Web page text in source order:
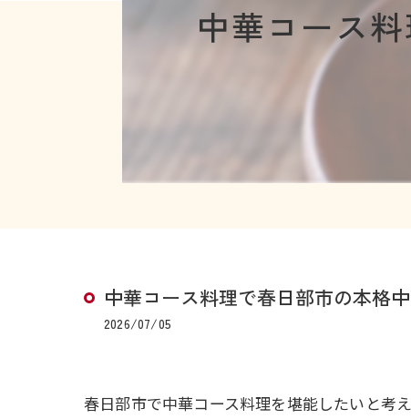
中華コース
中華コース料理で春日部市の本格
2026/07/05
春日部市で中華コース料理を堪能したいと考